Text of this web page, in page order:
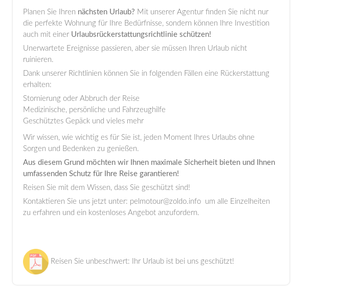
Planen Sie Ihren nächsten Urlaub? Mit unserer Agentur finden Sie nicht nur
die perfekte Wohnung für Ihre Bedürfnisse, sondern können Ihre Investition
auch mit einer Urlaubsrückerstattungsrichtlinie schützen!
Unerwartete Ereignisse passieren, aber sie müssen Ihren Urlaub nicht
ruinieren.
Dank unserer Richtlinien können Sie in folgenden Fällen eine Rückerstattung
erhalten:
Stornierung oder Abbruch der Reise
Medizinische, persönliche und Fahrzeughilfe
Geschütztes Gepäck und vieles mehr
Wir wissen, wie wichtig es für Sie ist, jeden Moment Ihres Urlaubs ohne
Sorgen und Bedenken zu genießen.
Aus diesem Grund möchten wir Ihnen maximale Sicherheit bieten und Ihnen
umfassenden Schutz für Ihre Reise garantieren!
Reisen Sie mit dem Wissen, dass Sie geschützt sind!
Kontaktieren Sie uns jetzt unter: pelmotour@zoldo.info um alle Einzelheiten
zu erfahren und ein kostenloses Angebot anzufordern.
Reisen Sie unbeschwert: Ihr Urlaub ist bei uns geschützt!